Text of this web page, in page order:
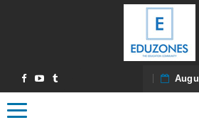
Toggle navigation